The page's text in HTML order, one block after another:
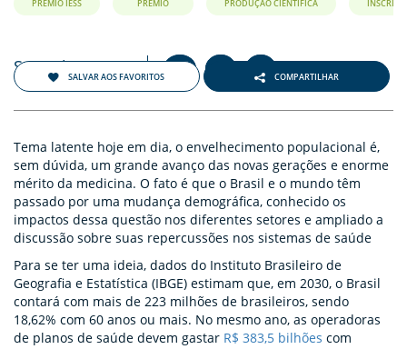
PRÊMIO IESS PRÊMIO PRODUÇÃO CIENTÍFICA
Setembro 2018
SALVAR AOS FAVORITOS COMPARTILHAR
Tema latente hoje em dia, o envelhecimento populacional é,
sem dúvida, um grande avanço das novas gerações e enorme
mérito da medicina. O fato é que o Brasil e o mundo têm
passado por uma mudança demográfica, conhecido os
impactos dessa questão nos diferentes setores e ampliado a
discussão sobre suas repercussões nos sistemas de saúde
Para se ter uma ideia, dados do Instituto Brasileiro de
Geografia e Estatística (IBGE) estimam que, em 2030, o Brasil
contará com mais de 223 milhões de brasileiros, sendo
18,62% com 60 anos ou mais. No mesmo ano, as operadoras
de planos de saúde devem gastar R$ 383,5 bilhões com